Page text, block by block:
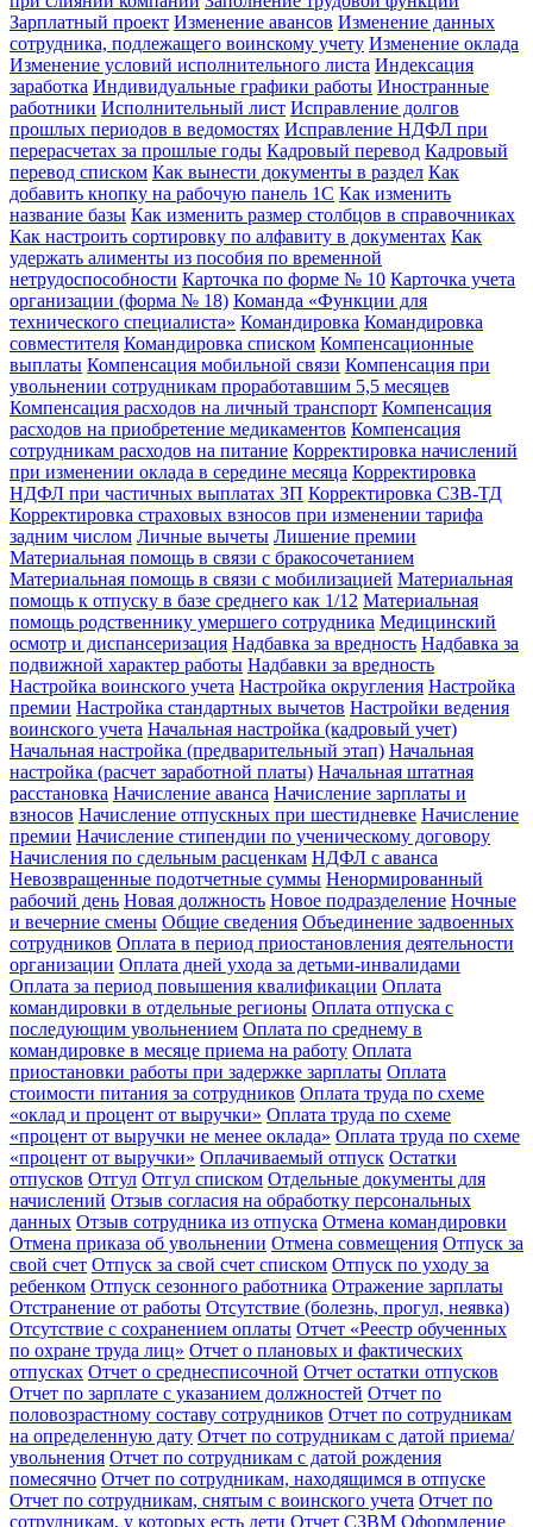
Зарплатный проект Изменение авансов Изменение данных
сотрудника, подлежащего воинскому учету Изменение оклада
Изменение условий исполнительного листа Индексация
заработка Индивидуальные графики работы Иностранные
работники Исполнительный лист Исправление долгов
прошлых периодов в ведомостях Исправление НДФЛ при
перерасчетах за прошлые годы Кадровый перевод Кадровый
перевод списком Как вынести документы в раздел Как
добавить кнопку на рабочую панель 1С Как изменить
название базы Как изменить размер столбцов в справочниках
Как настроить сортировку по алфавиту в документах Как
удержать алименты из пособия по временной
нетрудоспособности Карточка по форме № 10 Карточка учета
организации (форма № 18) Команда «Функции для
технического специалиста» Командировка Командировка
совместителя Командировка списком Компенсационные
выплаты Компенсация мобильной связи Компенсация при
увольнении сотрудникам проработавшим 5,5 месяцев
Компенсация расходов на личный транспорт Компенсация
расходов на приобретение медикаментов Компенсация
сотрудникам расходов на питание Корректировка начислений
при изменении оклада в середине месяца Корректировка
НДФЛ при частичных выплатах ЗП Корректировка СЗВ-ТД
Корректировка страховых взносов при изменении тарифа
задним числом Личные вычеты Лишение премии
Материальная помощь в связи с бракосочетанием
Материальная помощь в связи с мобилизацией Материальная
помощь к отпуску в базе среднего как 1/12 Материальная
помощь родственнику умершего сотрудника Медицинский
осмотр и диспансеризация Надбавка за вредность Надбавка за
подвижной характер работы Надбавки за вредность
Настройка воинского учета Настройка округления Настройка
премии Настройка стандартных вычетов Настройки ведения
воинского учета Начальная настройка (кадровый учет)
Начальная настройка (предварительный этап) Начальная
настройка (расчет заработной платы) Начальная штатная
расстановка Начисление аванса Начисление зарплаты и
взносов Начисление отпускных при шестидневке Начисление
премии Начисление стипендии по ученическому договору
Начисления по сдельным расценкам НДФЛ с аванса
Невозвращенные подотчетные суммы Ненормированный
рабочий день Новая должность Новое подразделение Ночные
и вечерние смены Общие сведения Объединение задвоенных
сотрудников Оплата в период приостановления деятельности
организации Оплата дней ухода за детьми-инвалидами
Оплата за период повышения квалификации Оплата
командировки в отдельные регионы Оплата отпуска с
последующим увольнением Оплата по среднему в
командировке в месяце приема на работу Оплата
приостановки работы при задержке зарплаты Оплата
стоимости питания за сотрудников Оплата труда по схеме
«оклад и процент от выручки» Оплата труда по схеме
«процент от выручки не менее оклада» Оплата труда по схеме
«процент от выручки» Оплачиваемый отпуск Остатки
отпусков Отгул Отгул списком Отдельные документы для
начислений Отзыв согласия на обработку персональных
данных Отзыв сотрудника из отпуска Отмена командировки
Отмена приказа об увольнении Отмена совмещения Отпуск за
свой счет Отпуск за свой счет списком Отпуск по уходу за
ребенком Отпуск сезонного работника Отражение зарплаты
Отстранение от работы Отсутствие (болезнь, прогул, неявка)
Отсутствие с сохранением оплаты Отчет «Реестр обученных
по охране труда лиц» Отчет о плановых и фактических
отпусках Отчет о среднесписочной Отчет остатки отпусков
Отчет по зарплате с указанием должностей Отчет по
половозрастному составу сотрудников Отчет по сотрудникам
на определенную дату Отчет по сотрудникам с датой приема/
увольнения Отчет по сотрудникам с датой рождения
помесячно Отчет по сотрудникам, находящимся в отпуске
Отчет по сотрудникам, снятым с воинского учета Отчет по
сотрудникам, у которых есть дети Отчет СЗВМ Оформление